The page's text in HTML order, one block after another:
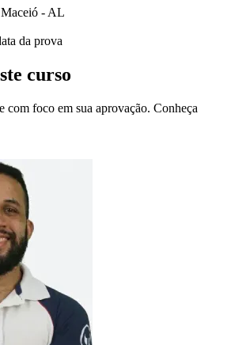
- AL
da prova
curso
com foco em sua aprovação. Conheça